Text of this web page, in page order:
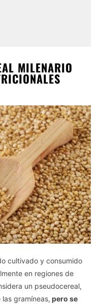
MILENARIO
cultivado y consumido
en regiones de
un pseudocereal,
gramíneas, pero se